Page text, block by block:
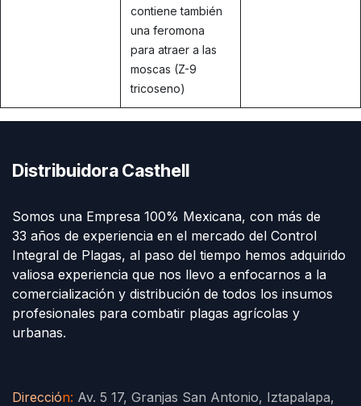
contiene también
una feromona
para atraer a las
moscas (Z-9
tricoseno)
Distribuidora Casthell
Somos una Empresa 100% Mexicana, con más de
33 años de experiencia en el mercado del Control
Integral de Plagas, al paso del tiempo hemos adquirido
valiosa experiencia que nos llevo a enfocarnos a la
comercialización y distribución de todos los insumos
profesionales para combatir plagas agrícolas y
urbanas.
Dirección: Av. 5 17, Granjas San Antonio, Iztapalapa,